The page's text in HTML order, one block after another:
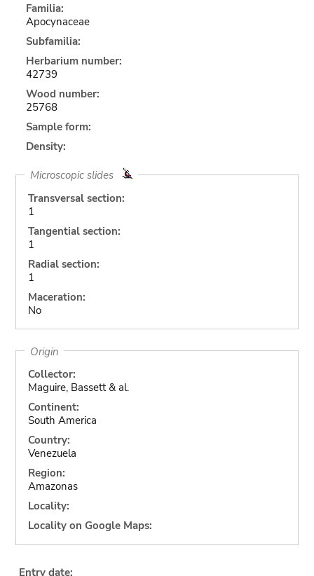
Familia:
Apocynaceae
Subfamilia:
Herbarium number:
42739
Wood number:
25768
Sample form:
Density:
Microscopic slides
Transversal section:
1
Tangential section:
1
Radial section:
1
Maceration:
No
Origin
Collector:
Maguire, Bassett & al.
Continent:
South America
Country:
Venezuela
Region:
Amazonas
Locality:
Locality on Google Maps:
Entry date: